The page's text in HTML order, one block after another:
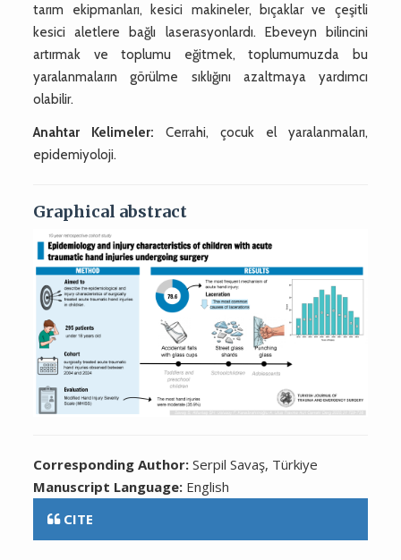
tarım ekipmanları, kesici makineler, bıçaklar ve çeşitli
kesici aletlere bağlı laserasyonlardı. Ebeveyn bilincini
artırmak ve toplumu eğitmek, toplumumuzda bu
yaralanmaların görülme sıklığını azaltmaya yardımcı
olabilir.
Anahtar Kelimeler: Cerrahi, çocuk el yaralanmaları,
epidemiyoloji.
Graphical abstract
Corresponding Author:Serpil Savaş, Türkiye
Manuscript Language: English
CITE